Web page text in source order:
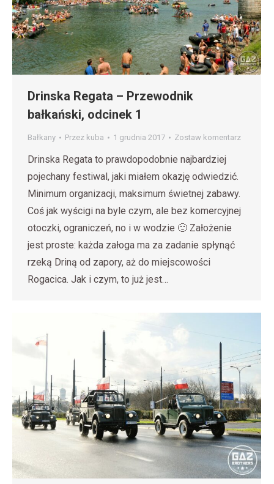
Drinska Regata – Przewodnik
bałkański, odcinek 1
Bałkany Przez kuba 1 grudnia 2017 Zostaw komentarz
Drinska Regata to prawdopodobnie najbardziej
pojechany festiwal, jaki miałem okazję odwiedzić.
Minimum organizacji, maksimum świetnej zabawy.
Coś jak wyścigi na byle czym, ale bez komercyjnej
otoczki, ograniczeń, no i w wodzie 🙂 Założenie
jest proste: każda załoga ma za zadanie spłynąć
rzeką Driną od zapory, aż do miejscowości
Rogacica. Jak i czym, to już jest…